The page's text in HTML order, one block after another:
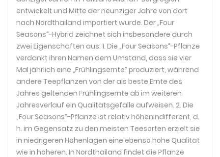
entwickelt und Mitte der neunziger Jahre von dort
nach Nordthailand importiert wurde. Der „Four
Seasons“-Hybrid zeichnet sich insbesondere durch
zwei Eigenschaften aus: 1. Die „Four Seasons“-Pflanze
verdankt ihren Namen dem Umstand, dass sie vier
Mal jährlich eine „Frühlingsernte“ produziert, während
andere Teepflanzen von der als beste Ernte des
Jahres geltenden Frühlingsernte ab im weiteren
Jahresverlauf ein Qualitätsgefälle aufweisen. 2. Die
„Four Seasons“-Pflanze ist relativ höhenindifferent, d.
h. im Gegensatz zu den meisten Teesorten erzielt sie
in niedrigeren Höhenlagen eine ebenso hohe Qualität
wie in höheren. In Nordthailand findet die Pflanze